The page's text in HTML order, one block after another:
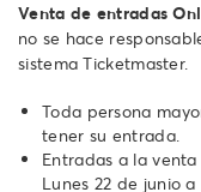
Venta de entradas
no se hace
sistema Ticketmaster.
Toda persona
tener su entrada.
Entradas a la
Lunes 22 de junio